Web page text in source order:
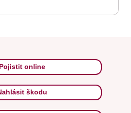
Pojistit online
škodu